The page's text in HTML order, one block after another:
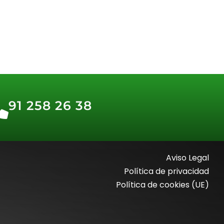
91 258 26 38
Aviso Legal
Política de privacidad
Política de cookies (UE)